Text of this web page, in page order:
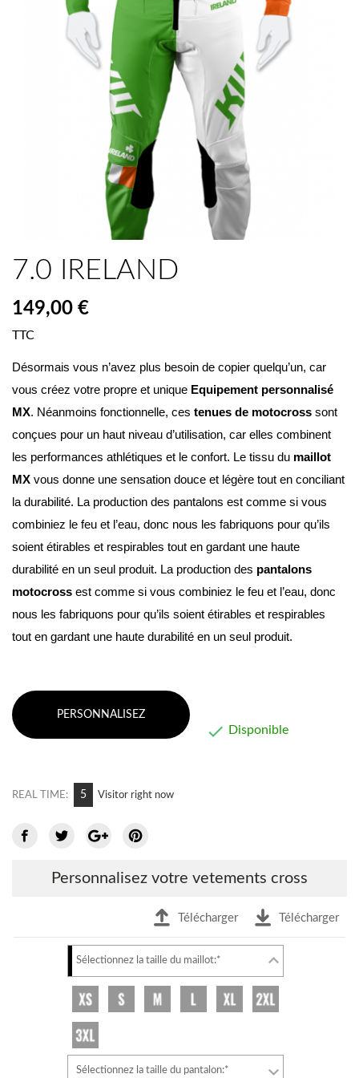
7.0 IRELAND
149,00 €
TTC
Désormais vous n’avez plus besoin de copier quelqu’un, car
vous créez votre propre et unique Equipement personnalisé
MX. Néanmoins fonctionnelle, ces tenues de motocross sont
conçues pour un haut niveau d’utilisation, car elles combinent
les performances athlétiques et le confort. Le tissu du maillot
MX vous donne une sensation douce et légère tout en conciliant
la durabilité. La production des pantalons est comme si vous
combiniez le feu et l’eau, donc nous les fabriquons pour qu’ils
soient étirables et respirables tout en gardant une haute
durabilité en un seul produit. La production des pantalons
motocross est comme si vous combiniez le feu et l’eau, donc
nous les fabriquons pour qu’ils soient étirables et respirables
tout en gardant une haute durabilité en un seul produit.
PERSONNALISEZ
 Disponible
REAL TIME: 8 Visitor right now
Personnalisez votre vetements cross
Télécharger Télécharger
Sélectionnez la taille du maillot:*
Sélectionnez la taille du pantalon:*